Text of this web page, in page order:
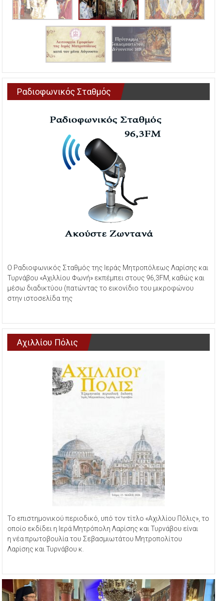
Ραδιοφωνικός Σταθμός
Ο Ραδιοφωνικός Σταθμός της Ιεράς Μητροπόλεως Λαρίσης και
Τυρνάβου «Αχιλλίου Φωνή» εκπέμπει στους 96,3FM, καθώς και
μέσω διαδικτύου (πατώντας το εικονίδιο του μικροφώνου
στην ιστοσελίδα της
Αχιλλίου Πόλις
Το επιστημονικού περιοδικό, υπό τον τίτλο «Αχιλλίου Πόλις», το
οποίο εκδίδει η Ιερά Μητρόπολη Λαρίσης και Τυρνάβου είναι
η νέα πρωτοβουλία του Σεβασμιωτάτου Μητροπολίτου
Λαρίσης και Τυρνάβου κ.